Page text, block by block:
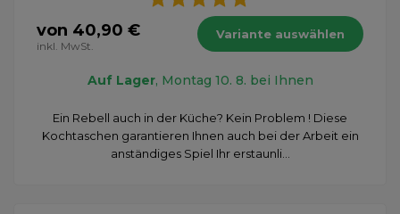
von 40,90 €
inkl. MwSt.
Variante auswählen
Auf Lager, Montag 10. 8. bei Ihnen
Ein Rebell auch in der Küche? Kein Problem ! Diese
Kochtaschen garantieren Ihnen auch bei der Arbeit ein
anständiges Spiel Ihr erstaunli...